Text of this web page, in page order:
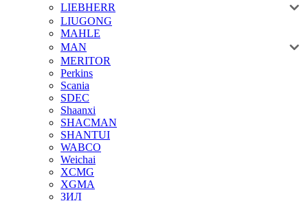
LIEBHERR
LIUGONG
MAHLE
MAN
MERITOR
Perkins
Scania
SDEC
Shaanxi
SHACMAN
SHANTUI
WABCO
Weichai
XCMG
XGMA
ЗИЛ